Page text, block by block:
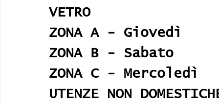
VETRO
ZONA A - Giovedì
ZONA B - Sabato
ZONA C - Mercoledì
UTENZE NON